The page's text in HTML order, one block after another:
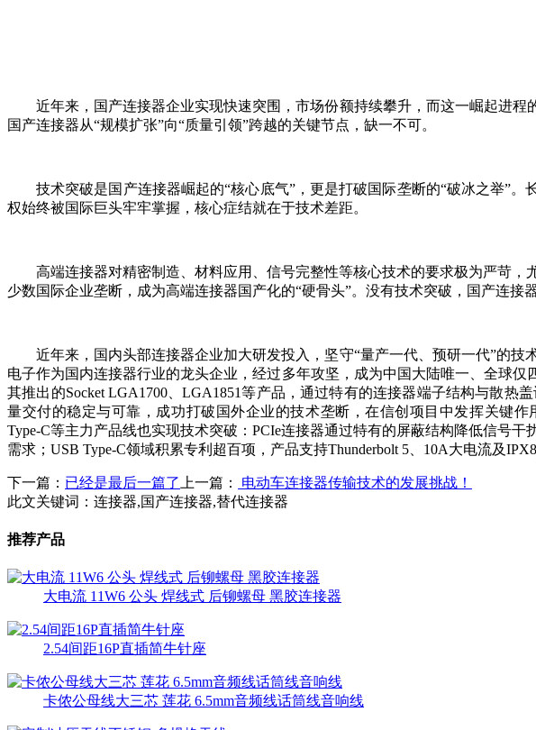
近年来，国产连接器企业实现快速突围，市场份额持续攀升，而这一崛起进
国产连接器从“规模扩张”向“质量引领”跨越的关键节点，缺一不可。
技术突破是国产连接器崛起的“核心底气”，更是打破国际垄断的“破冰之举”
权始终被国际巨头牢牢掌握，核心症结就在于技术差距。
高端连接器对精密制造、材料应用、信号完整性等核心技术的要求极为严苛，
少数国际企业垄断，成为高端连接器国产化的“硬骨头”。没有技术突破，国产连
近年来，国内头部连接器企业加大研发投入，坚守“量产一代、预研一代”的
电子作为国内连接器行业的龙头企业，经过多年攻坚，成为中国大陆唯一、全球仅
其推出的Socket LGA1700、LGA1851等产品，通过特有的连接器端子结构与散
量交付的稳定与可靠，成功打破国外企业的技术垄断，在信创项目中发挥关键作
Type-C等主力产品线也实现技术突破：PCIe连接器通过特有的屏蔽结构降低信号
需求；USB Type-C领域积累专利超百项，产品支持Thunderbolt 5、10A大电流及
下一篇： 已经是最后一篇了 上一篇：
电动车连接器传输技术的发展挑战！
此文关键词： 连接器,国产连接器,替代连接器
推荐产品
大电流 11W6 公头 焊线式 后铆螺母 黑胶连接器
2.54间距16P直插简牛针座
卡侬公母线大三芯 莲花 6.5mm音频线话筒线音响线